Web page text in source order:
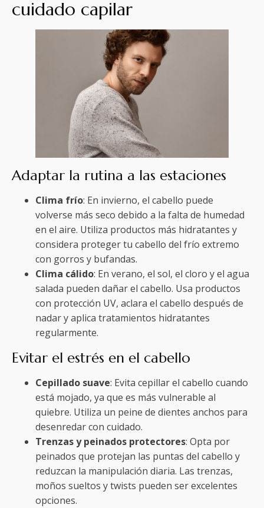
cuidado capilar
Adaptar la rutina a las estaciones
Clima frío: En invierno, el cabello puede
volverse más seco debido a la falta de humedad
en el aire. Utiliza productos más hidratantes y
considera proteger tu cabello del frío extremo
con gorros y bufandas.
Clima cálido: En verano, el sol, el cloro y el agua
salada pueden dañar el cabello. Usa productos
con protección UV, aclara el cabello después de
nadar y aplica tratamientos hidratantes
regularmente.
Evitar el estrés en el cabello
Cepillado suave: Evita cepillar el cabello cuando
está mojado, ya que es más vulnerable al
quiebre. Utiliza un peine de dientes anchos para
desenredar con cuidado.
Trenzas y peinados protectores: Opta por
peinados que protejan las puntas del cabello y
reduzcan la manipulación diaria. Las trenzas,
moños sueltos y twists pueden ser excelentes
opciones.